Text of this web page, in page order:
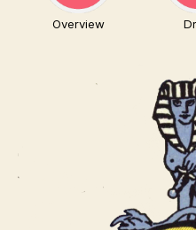
Overview